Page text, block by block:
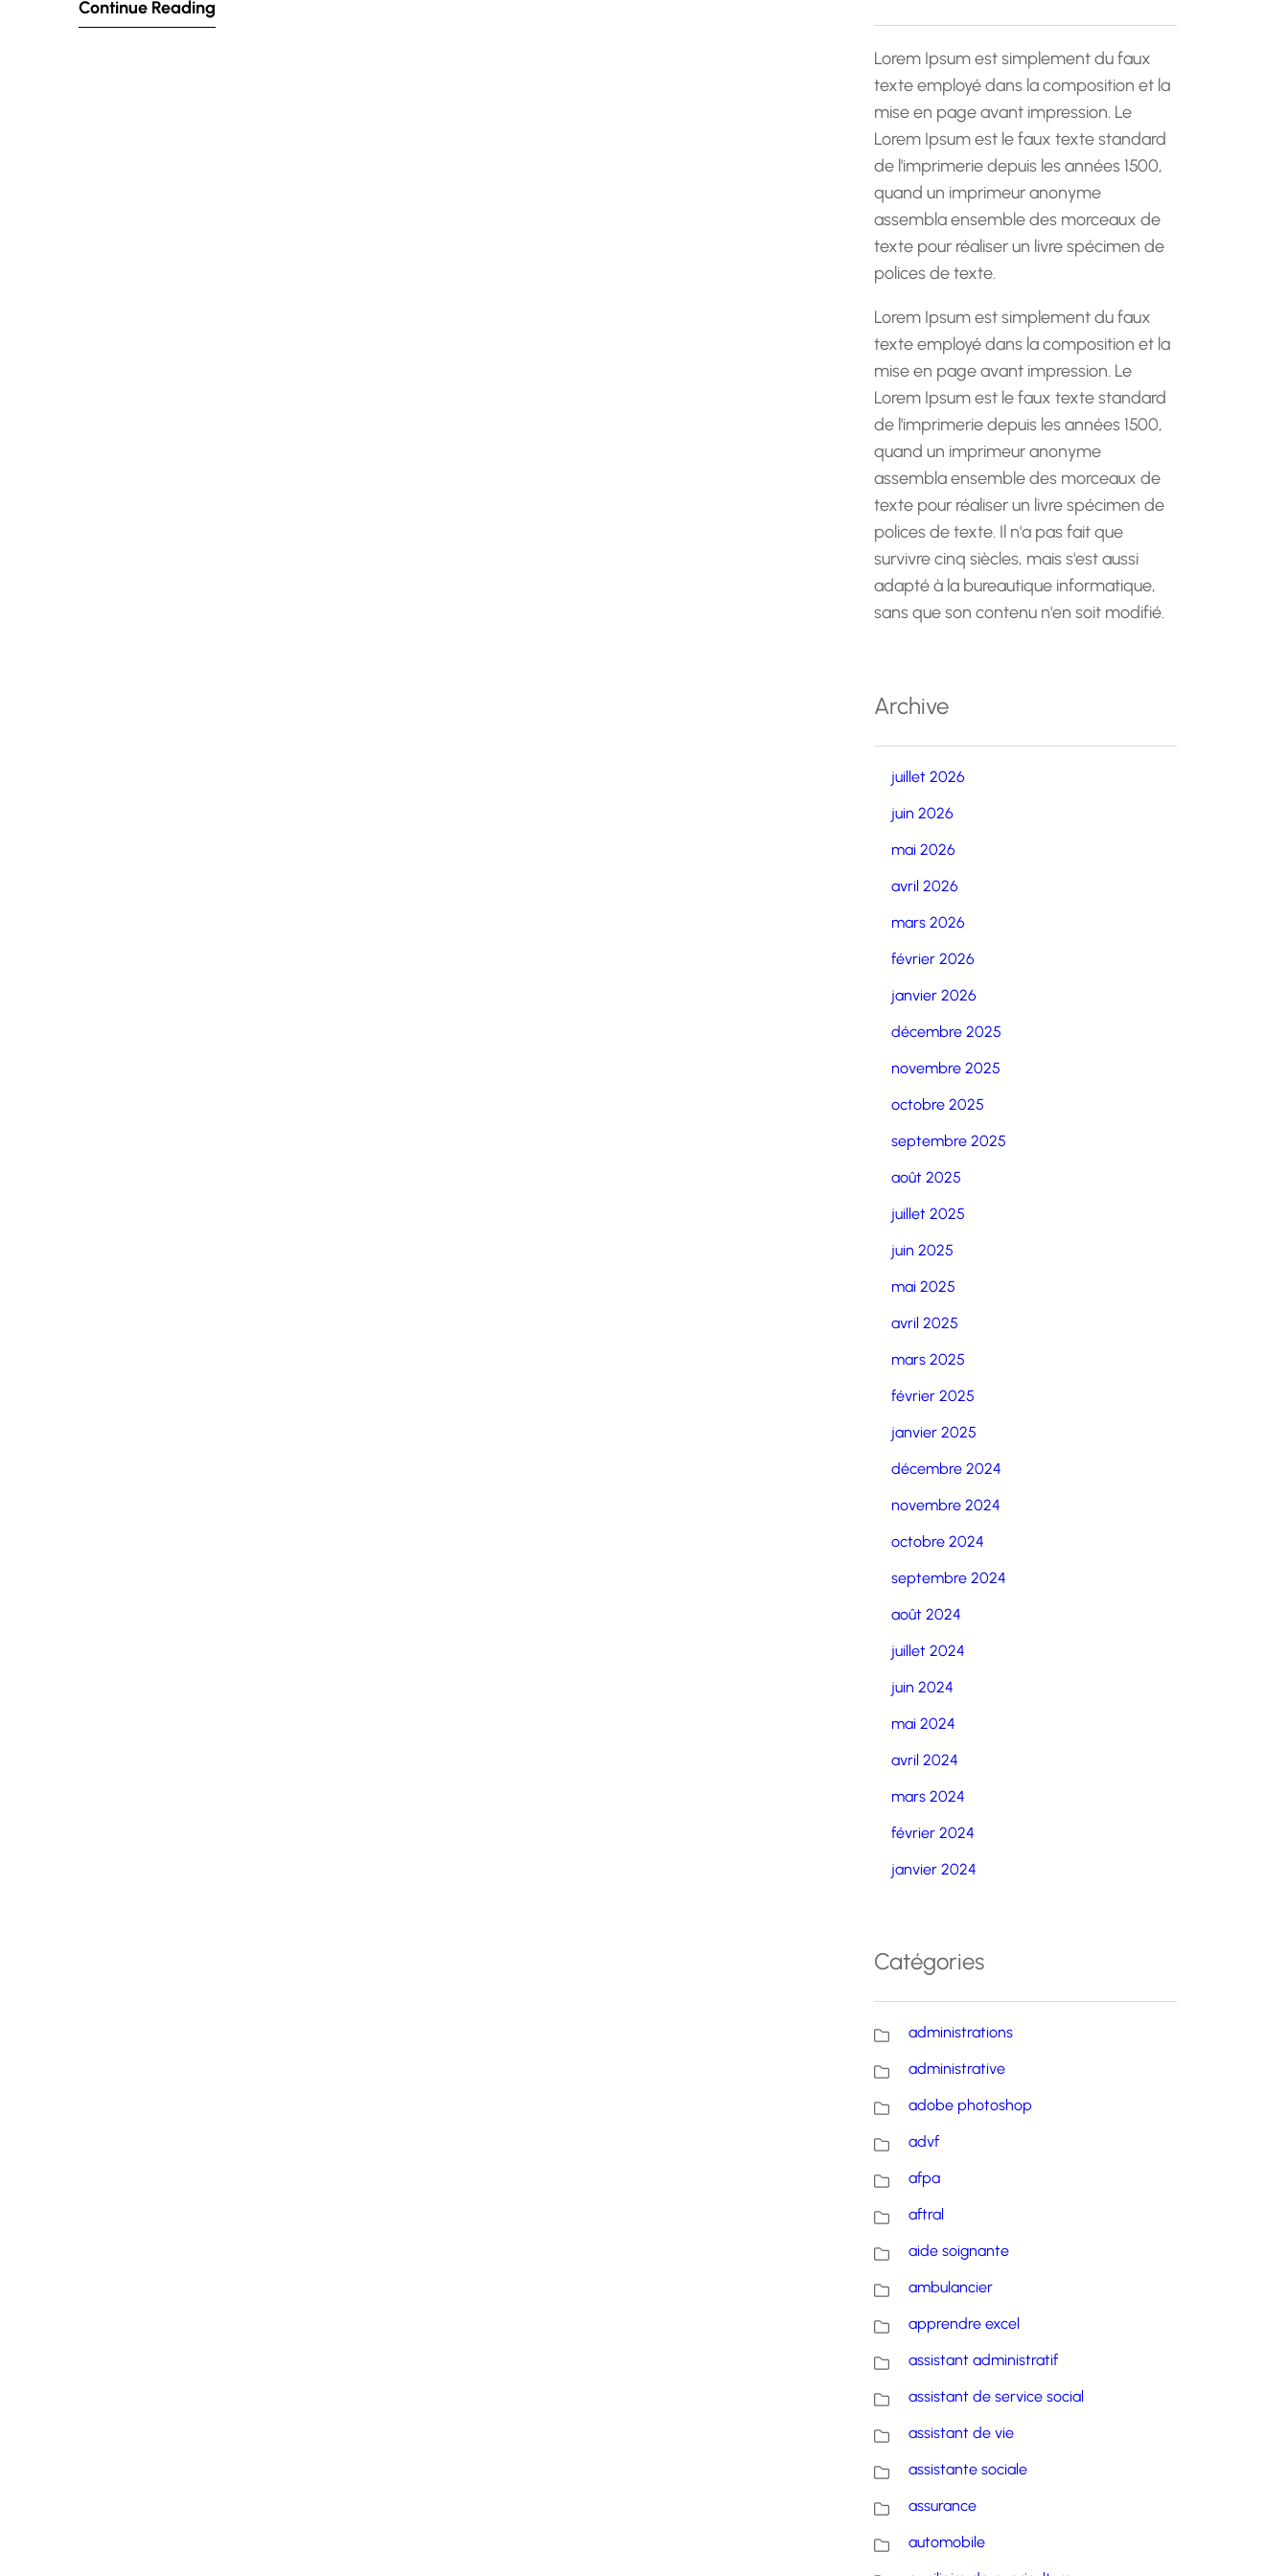
secteurs, obtenir…
Continue Reading
h
e
Lorem Ipsum est simplement du faux
texte employé dans la composition et la
mise en page avant impression. Le
Lorem Ipsum est le faux texte standard
de l'imprimerie depuis les années 1500,
quand un imprimeur anonyme
assembla ensemble des morceaux de
texte pour réaliser un livre spécimen de
polices de texte.
Lorem Ipsum est simplement du faux
texte employé dans la composition et la
mise en page avant impression. Le
Lorem Ipsum est le faux texte standard
de l'imprimerie depuis les années 1500,
quand un imprimeur anonyme
assembla ensemble des morceaux de
texte pour réaliser un livre spécimen de
polices de texte. Il n'a pas fait que
survivre cinq siècles, mais s'est aussi
adapté à la bureautique informatique,
sans que son contenu n'en soit modifié.
Archive
juillet 2026
juin 2026
mai 2026
avril 2026
mars 2026
février 2026
janvier 2026
décembre 2025
novembre 2025
octobre 2025
septembre 2025
août 2025
juillet 2025
juin 2025
mai 2025
avril 2025
mars 2025
février 2025
janvier 2025
décembre 2024
novembre 2024
octobre 2024
septembre 2024
août 2024
juillet 2024
juin 2024
mai 2024
avril 2024
mars 2024
février 2024
janvier 2024
Catégories
administrations
administrative
adobe photoshop
advf
afpa
aftral
aide soignante
ambulancier
apprendre excel
assistant administratif
assistant de service social
assistant de vie
assistante sociale
assurance
automobile